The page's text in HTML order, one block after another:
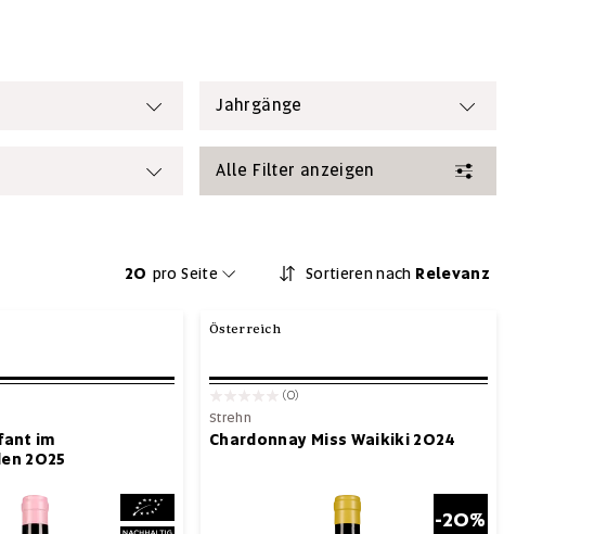
Jahrgänge
Alle Filter anzeigen
Sortieren nach Relevanz
20 pro Seite
im
2025
Österreich
(0)
Strehn
Chardonnay Miss Waikiki 2024
-20%